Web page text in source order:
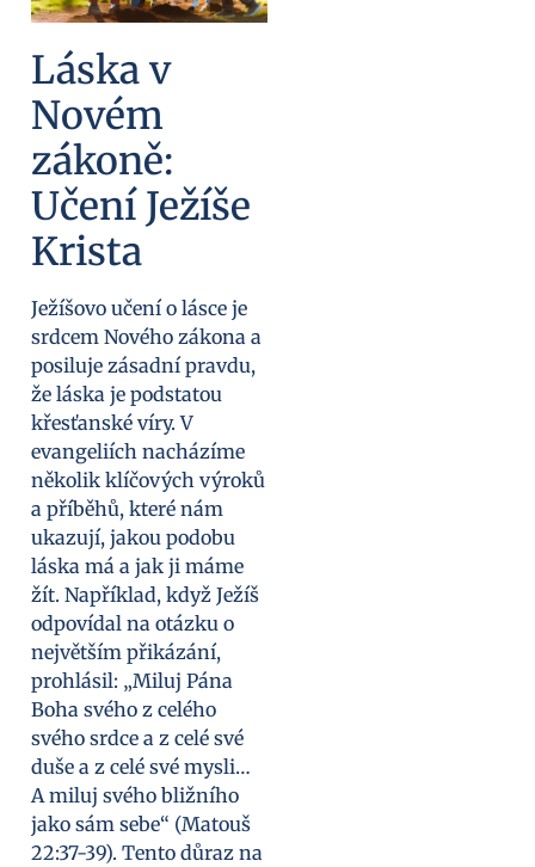
Láska v
Novém
zákoně:
Učení Ježíše
Krista
Ježíšovo učení o lásce je
srdcem Nového zákona a
posiluje zásadní pravdu,
že láska je podstatou
křesťanské víry. V
evangeliích nacházíme
několik klíčových výroků
a příběhů, které nám
ukazují, jakou podobu
láska má a jak ji máme
žít. Například, když Ježíš
odpovídal na otázku o
největším přikázání,
prohlásil: „Miluj Pána
Boha svého z celého
svého srdce a z celé své
duše a z celé své mysli…
A miluj svého bližního
jako sám sebe“ (Matouš
22:37-39). Tento důraz na